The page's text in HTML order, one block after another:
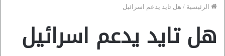
الرئيسية / هل تايد يدعم اسرائيل
هل تايد يدعم اسرائيل